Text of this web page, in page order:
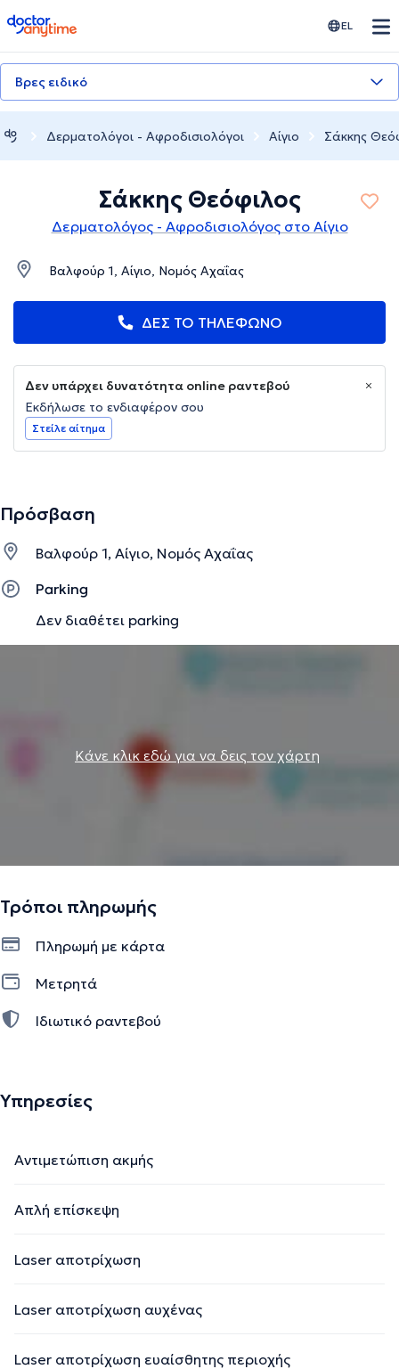
doctoranytime EL
Βρες ειδικό
Δερματολόγοι - Αφροδισιολόγοι Αίγιο Σάκκης
Σάκκης Θεόφιλος
Δερματολόγος - Αφροδισιολόγος στο Αίγιο
Βαλφούρ 1, Αίγιο, Νομός Αχαΐας
ΔΕΣ ΤΟ ΤΗΛΕΦΩΝΟ
Δεν υπάρχει δυνατότητα online ραντεβού
Εκδήλωσε το ενδιαφέρον σου
Στείλε αίτημα
Πρόσβαση
Βαλφούρ 1, Αίγιο, Νομός Αχαΐας
Parking
Δεν διαθέτει parking
Κάνε κλικ εδώ για να δεις τον χάρτη
Τρόποι πληρωμής
Πληρωμή με κάρτα
Μετρητά
Ιδιωτικό ραντεβού
Υπηρεσίες
Αντιμετώπιση ακμής
Απλή επίσκεψη
Laser αποτρίχωση
Laser αποτρίχωση αυχένας
Laser αποτρίχωση ευαίσθητης περιοχής